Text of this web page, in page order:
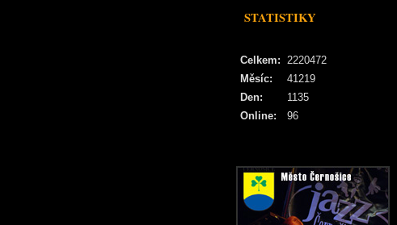
STATISTIKY
Online: 96
Celkem: 2220472
Měsíc:
41219
Den:
1135